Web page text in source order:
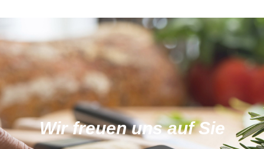
Wir freuen uns auf Sie